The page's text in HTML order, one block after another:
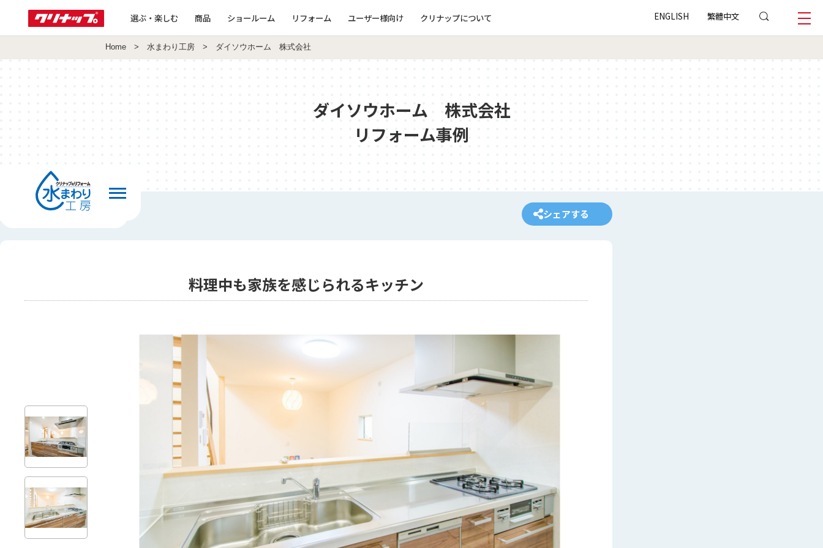
選ぶ・楽しむ 商品 ショールーム リフォーム ユーザー様向け クリナップについて ENGLISH 繁體中文
Home > 水まわり工房 > ダイソウホーム 株式会社
ダイソウホーム 株式会社
リフォーム事例
前の画面へ戻る シェアする
料理中も家族を感じられるキッチン